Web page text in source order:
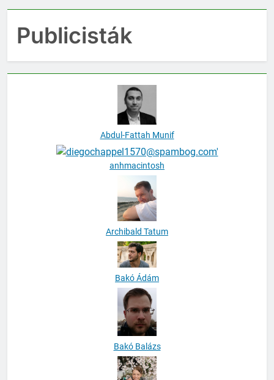
Publicisták
Abdul-Fattah Munif
anhmacintosh
Archibald Tatum
Bakó Ádám
Bakó Balázs